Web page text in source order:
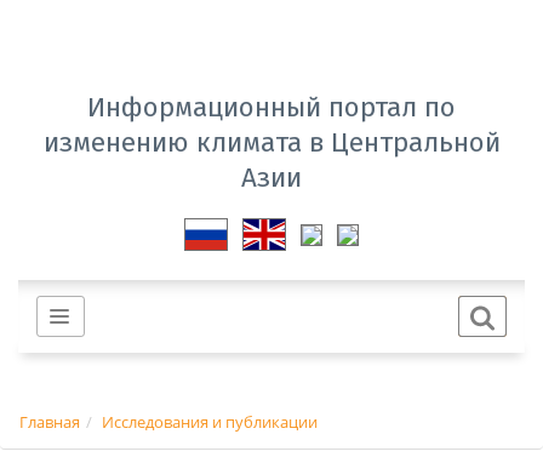
Информационный портал по
изменению климата в Центральной
Азии
Главная Исследования и публикации